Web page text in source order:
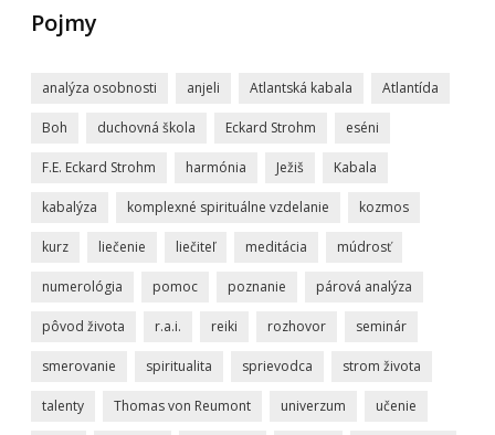
Pojmy
analýza osobnosti anjeli Atlantská kabala Atlantída
Boh duchovná škola Eckard Strohm eséni
F.E. Eckard Strohm harmónia Ježiš Kabala
kabalýza komplexné spirituálne vzdelanie kozmos
kurz liečenie liečiteľ meditácia múdrosť
numerológia pomoc poznanie párová analýza
pôvod života r.a.i. reiki rozhovor seminár
smerovanie spiritualita sprievodca strom života
talenty Thomas von Reumont univerzum učenie